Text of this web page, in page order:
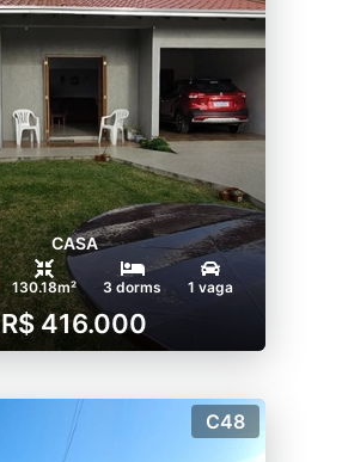
CASA
130.18m² 3 dorms 1 vaga
R$ 416.000
C48